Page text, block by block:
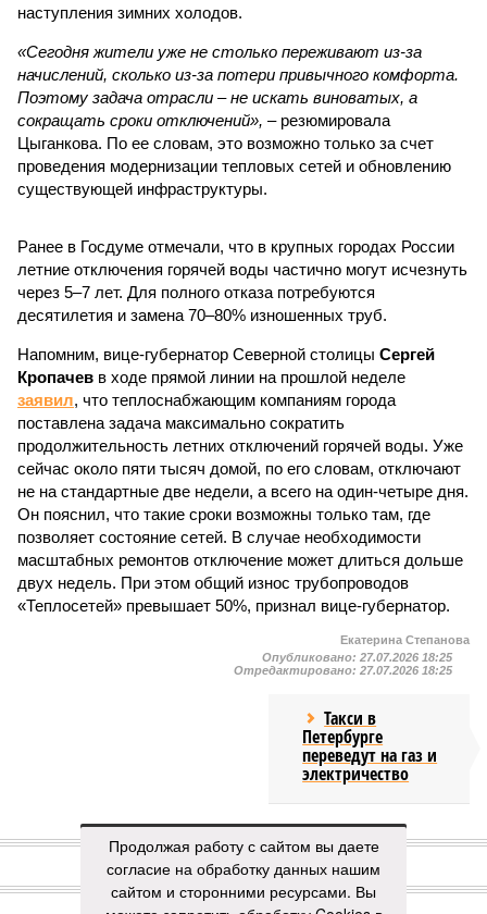
наступления зимних холодов.
«Сегодня жители уже не столько переживают из-за
начислений, сколько из-за потери привычного комфорта.
Поэтому задача отрасли – не искать виноватых, а
сокращать сроки отключений», – резюмировала
Цыганкова. По ее словам, это возможно только за счет
проведения модернизации тепловых сетей и обновлению
существующей инфраструктуры.
Ранее в Госдуме отмечали, что в крупных городах России
летние отключения горячей воды частично могут исчезнуть
через 5–7 лет. Для полного отказа потребуются
десятилетия и замена 70–80% изношенных труб.
Напомним, вице-губернатор Северной столицы Сергей
Кропачев в ходе прямой линии на прошлой неделе
заявил, что теплоснабжающим компаниям города
поставлена задача максимально сократить
продолжительность летних отключений горячей воды. Уже
сейчас около пяти тысяч домой, по его словам, отключают
не на стандартные две недели, а всего на один-четыре дня.
Он пояснил, что такие сроки возможны только там, где
позволяет состояние сетей. В случае необходимости
масштабных ремонтов отключение может длиться дольше
двух недель. При этом общий износ трубопроводов
«Теплосетей» превышает 50%, признал вице-губернатор.
Екатерина Степанова
Опубликовано: 27.07.2026 18:25
Отредактировано: 27.07.2026 18:25
Такси в
Петербурге
переведут на газ и
электричество
КОММЕНТАРИИ 0
ПОСЛЕДНИЕ НОВОСТИ
Продолжая работу с сайтом вы даете
согласие на обработку данных нашим
сайтом и сторонними ресурсами. Вы